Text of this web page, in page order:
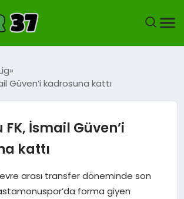
Güven’i kadrosuna kattı
İsmail Güven’i
kattı
arası transfer döneminde son
forma giyen